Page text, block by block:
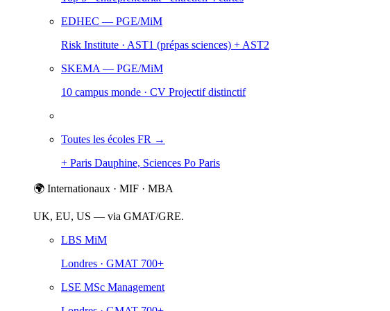
EDHEC — PGE/MiM
Risk Institute · AST1 (prépas sciences) + AST2
SKEMA — PGE/MiM
10 campus monde · CV Projectif distinctif
Toutes les écoles FR →
+ Paris Dauphine, Sciences Po Paris
🌍 Internationaux · MIF · MBA
UK, EU, US — via GMAT/GRE.
LBS MiM
Londres · GMAT 700+
LSE MSc Management